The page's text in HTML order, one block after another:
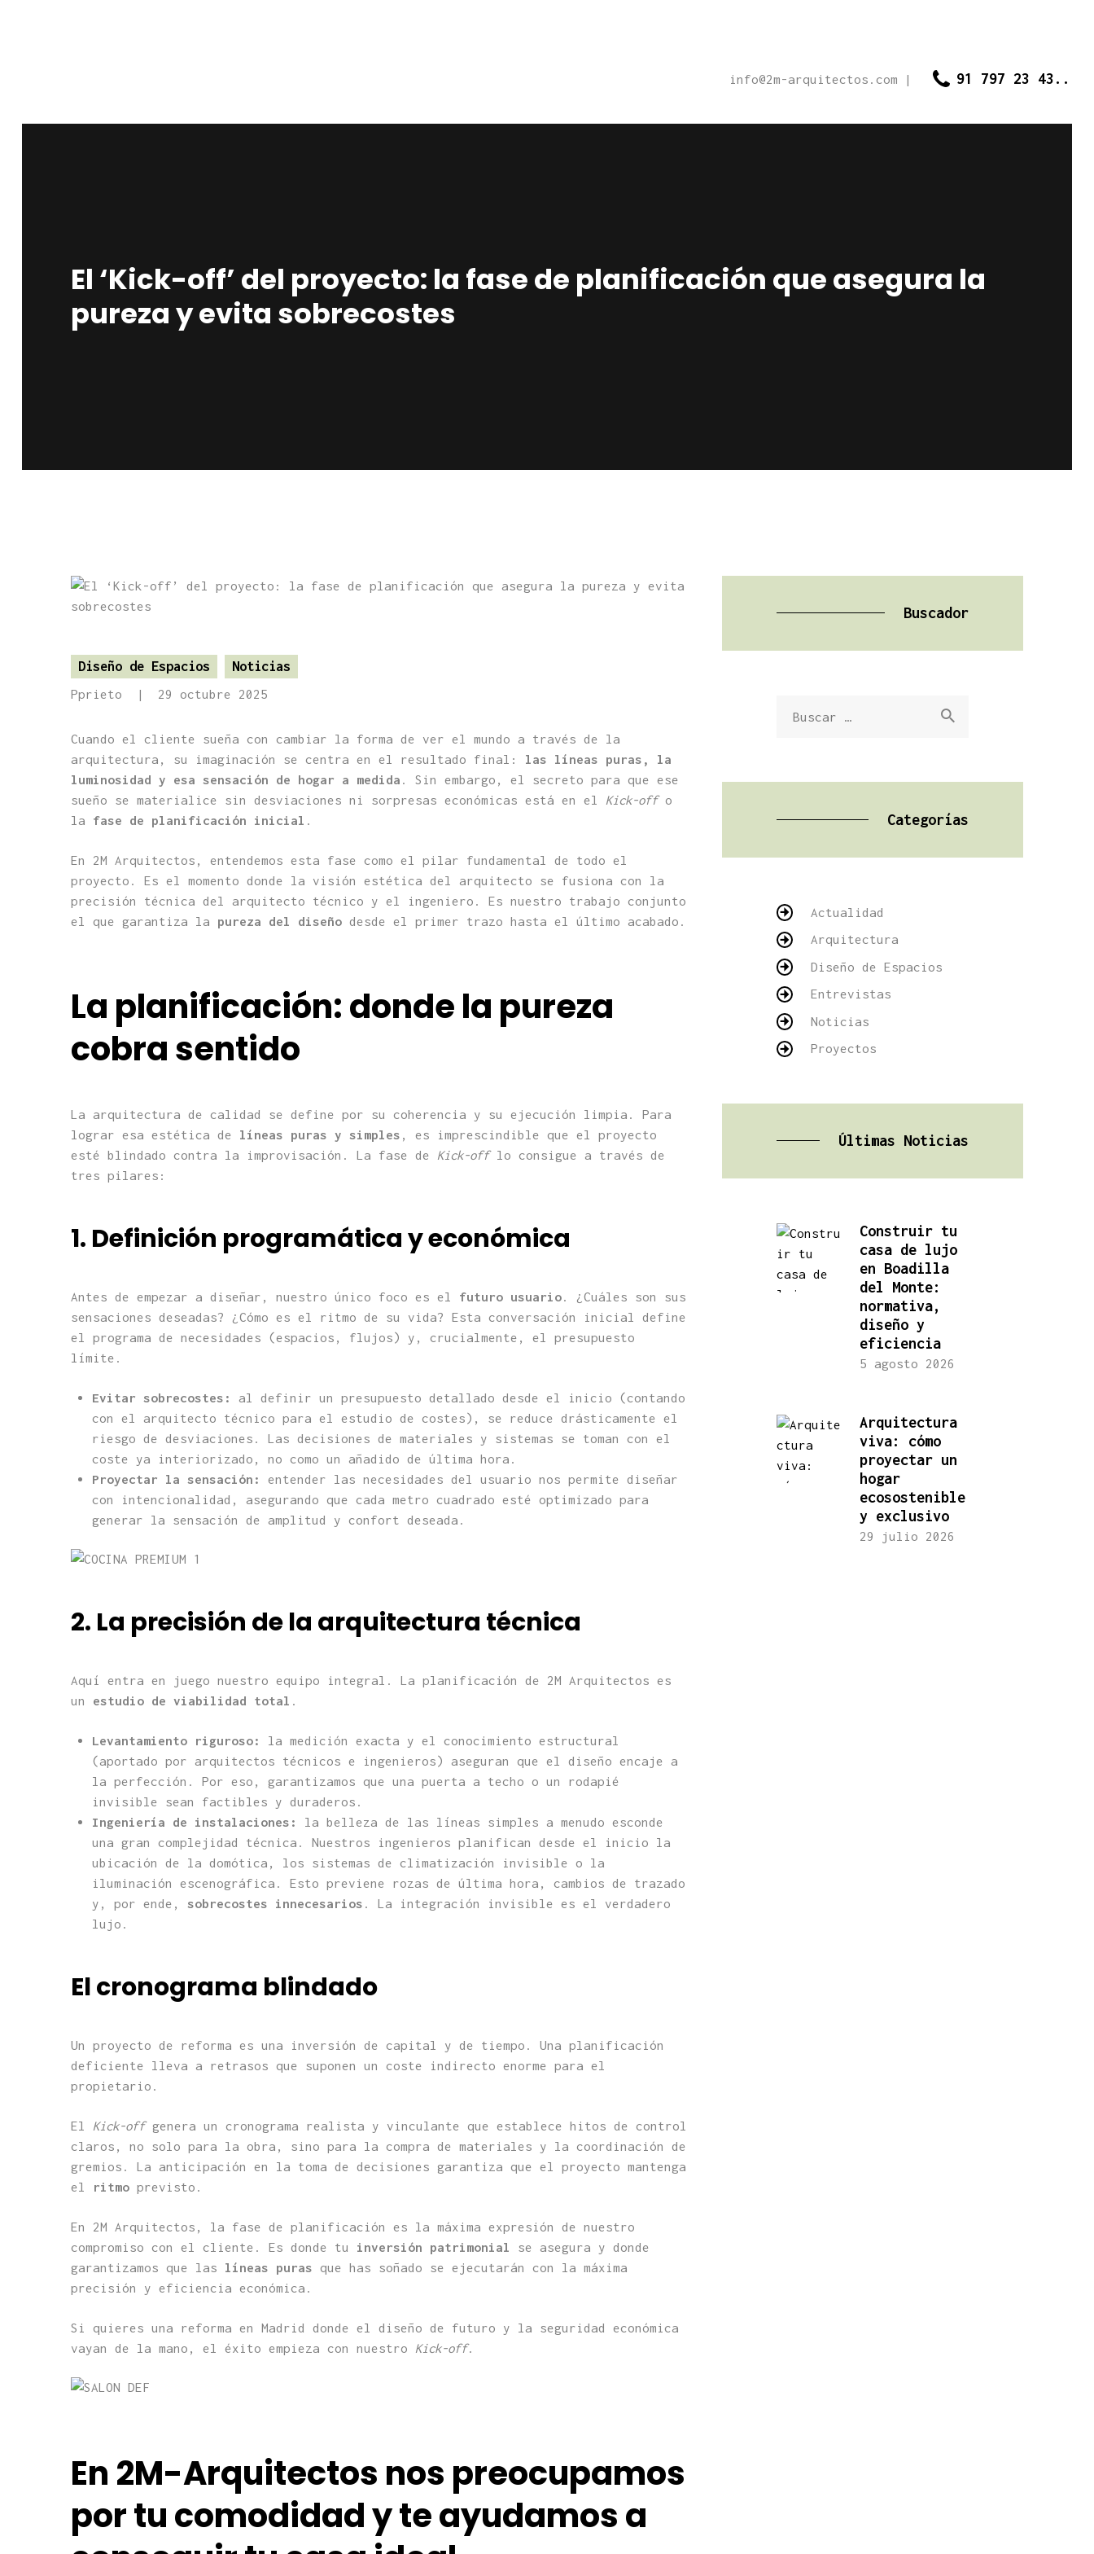
info@2m-arquitectos.com | 91 797 23 43..
El ‘Kick-off’ del proyecto: la fase de planificación que asegura la
pureza y evita sobrecostes
Proyectos
Presupuesto
Diseño de Espacios
Noticias
Pprieto
29 octubre 2025
Cuando el cliente sueña con cambiar la forma de ver el mundo a través de la
arquitectura, su imaginación se centra en el resultado final: las líneas puras, la
luminosidad y esa sensación de hogar a medida . Sin embargo, el secreto para que ese
sueño se materialice sin desviaciones ni sorpresas económicas está en el Kick-offo
la fase de planificación inicial .
En 2M Arquitectos, entendemos esta fase como el pilar fundamental de todo el
proyecto. Es el momento donde la visión estética del arquitecto se fusiona con la
precisión técnica del arquitecto técnico y el ingeniero. Es nuestro trabajo conjunto
el que garantiza la pureza del diseño desde el primer trazo hasta el último acabado.
La planificación: donde la pureza
cobra sentido
La arquitectura de calidad se define por su coherencia y su ejecución limpia. Para
lograr esa estética de líneas puras y simples , es imprescindible que el proyecto
esté blindado contra la improvisación. La fase de Kick-offlo consigue a través de
tres pilares:
1. Definición programática y económica
Antes de empezar a diseñar, nuestro único foco es el futuro usuario. ¿Cuáles son sus
sensaciones deseadas? ¿Cómo es el ritmo de su vida? Esta conversación inicial define
el programa de necesidades (espacios, flujos) y, crucialmente, el presupuesto
límite.
Evitar sobrecostes:
al definir un presupuesto detallado desde el inicio (contando
con el arquitecto técnico para el estudio de costes), se reduce drásticamente el
riesgo de desviaciones. Las decisiones de materiales y sistemas se toman con el
coste ya interiorizado, no como un añadido de última hora.
Proyectar la sensación:
entender las necesidades del usuario nos permite diseñar
con intencionalidad, asegurando que cada metro cuadrado esté optimizado para
generar la sensación de amplitud y confort deseada.
2. La precisión de la arquitectura técnica
Aquí entra en juego nuestro equipo integral. La planificación de 2M Arquitectos es
un estudio de viabilidad total .
Levantamiento riguroso:
la medición exacta y el conocimiento estructural
(aportado por arquitectos técnicos e ingenieros) aseguran que el diseño encaje a
la perfección. Por eso, garantizamos que una puerta a techo o un rodapié
invisible sean factibles y duraderos.
Ingeniería de instalaciones:
la belleza de las líneas simples a menudo esconde
una gran complejidad técnica. Nuestros ingenieros planifican desde el inicio la
ubicación de la domótica, los sistemas de climatización invisible o la
iluminación escenográfica. Esto previene rozas de última hora, cambios de trazado
y, por ende, sobrecostes innecesarios . La integración invisible es el verdadero
lujo.
El cronograma blindado
Un proyecto de reforma es una inversión de capital y de tiempo. Una planificación
deficiente lleva a retrasos que suponen un coste indirecto enorme para el
propietario.
El Kick-offgenera un cronograma realista y vinculante que establece hitos de control
claros, no solo para la obra, sino para la compra de materiales y la coordinación de
gremios. La anticipación en la toma de decisiones garantiza que el proyecto mantenga
el
ritmo previsto.
En 2M Arquitectos, la fase de planificación es la máxima expresión de nuestro
compromiso con el cliente. Es donde tu inversión patrimonial
se asegura y donde
garantizamos que las líneas puras que has soñado se ejecutarán con la máxima
precisión y eficiencia económica.
Si quieres una reforma en Madrid donde el diseño de futuro y la seguridad económica
vayan de la mano, el éxito empieza con nuestro Kick-off.
En 2M-Arquitectos nos preocupamos
por tu comodidad y te ayudamos a
Buscador
Categorías
Actualidad
Arquitectura
Diseño de Espacios
Entrevistas
Noticias
Proyectos
Últimas Noticias
Construir tu
casa de lujo
en Boadilla
del Monte:
normativa,
diseño y
eficiencia
5 agosto 2026
Arquitectura
viva: cómo
proyectar un
hogar
ecosostenible
y exclusivo
29 julio 2026